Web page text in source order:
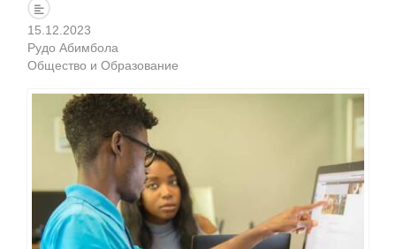
15.12.2023
Рудо Абимбола
Общество и Образование